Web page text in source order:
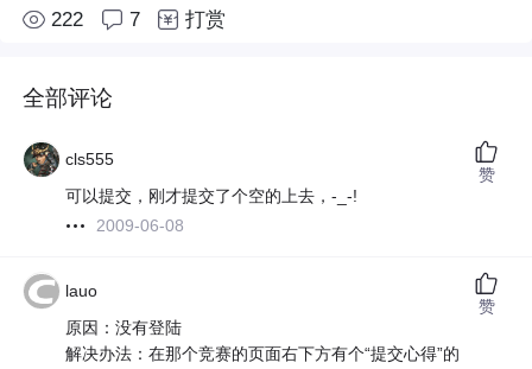
222 7 打赏
全部评论
cls555
可以提交，刚才提交了个空的上去，-_-!
2009-06-08
赞
lauo
原因：没有登陆
解决办法：在那个竞赛的页面右下方有个“提交心得”的
赞